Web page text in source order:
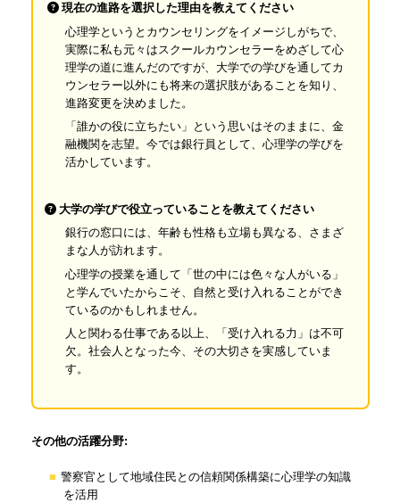
現在の進路を選択した理由を教えてください
心理学というとカウンセリングをイメージしがちで、
実際に私も元々はスクールカウンセラーをめざして心
理学の道に進んだのですが、大学での学びを通してカ
ウンセラー以外にも将来の選択肢があることを知り、
進路変更を決めました。
「誰かの役に立ちたい」という思いはそのままに、金
融機関を志望。今では銀行員として、心理学の学びを
活かしています。
大学の学びで役立っていることを教えてください
銀行の窓口には、年齢も性格も立場も異なる、さまざ
まな人が訪れます。
心理学の授業を通して「世の中には色々な人がいる」
と学んでいたからこそ、自然と受け入れることができ
ているのかもしれません。
人と関わる仕事である以上、「受け入れる力」は不可
欠。社会人となった今、その大切さを実感していま
す。
その他の活躍分野:
警察官として地域住民との信頼関係構築に心理学の知識
を活用